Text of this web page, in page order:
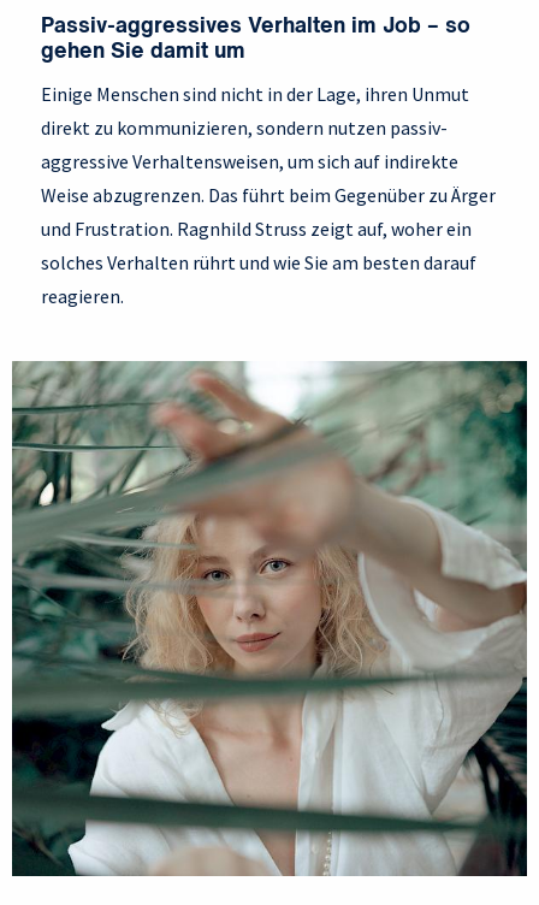
Passiv-aggressives Verhalten im Job – so
gehen Sie damit um
Einige Menschen sind nicht in der Lage, ihren Unmut
direkt zu kommunizieren, sondern nutzen passiv-
aggressive Verhaltensweisen, um sich auf indirekte
Weise abzugrenzen. Das führt beim Gegenüber zu Ärger
und Frustration. Ragnhild Struss zeigt auf, woher ein
solches Verhalten rührt und wie Sie am besten darauf
reagieren.